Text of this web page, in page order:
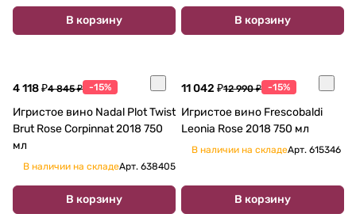
В корзину В корзину
4 118 ₽4 845 ₽ -15%
Игристое вино Nadal Plot Twist
Brut Rose Corpinnat 2018 750
мл
В наличии на складеАрт. 638405
В корзину
11 042 ₽12 990 ₽ -15%
Игристое вино Frescobaldi
Leonia Rose 2018 750 мл
В наличии на складеАрт. 615346
В корзину